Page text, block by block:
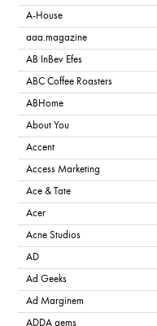
A-House
aaa.magazine
AB InBev Efes
ABC Coffee Roasters
ABHome
About You
Accent
Access Marketing
Ace & Tate
Acer
Acne Studios
AD
Ad Geeks
Ad Marginem
ADDA gems